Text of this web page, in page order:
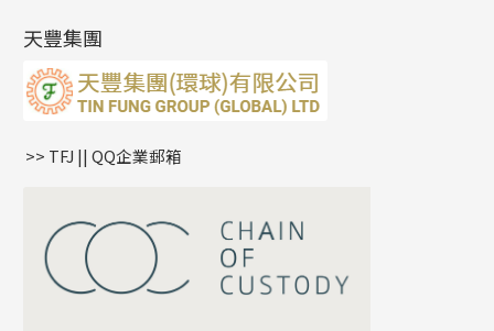
雙十字鏈系列
水波鏈系列
蛇骨鏈系列
鏈尾系列
嘴唇鏈系列
S車花鏈系列
珍珠鏈系列
坦克鏈系列
滿天星鏈系列
耳環扣系列
耳綫/耳鈎系列
耳環爪頭
耳環
字母吊墜
相盒吊墜
項鏈吊墜
生肖吊墜
星座吊墜
珠扣
天豐集團
>> TFJ || QQ企業郵箱